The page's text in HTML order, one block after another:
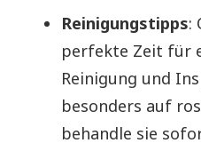
Reinigungstipps:
perfekte Zeit für
Reinigung und
besonders auf
behandle sie